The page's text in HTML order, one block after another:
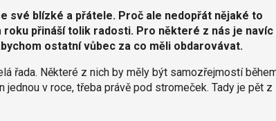
své blízké a přátele. Proč ale nedopřát nějaké to
přináší tolik radosti. Pro některé z nás je navíc
ostatní vůbec za co měli obdarovávat.
řada. Některé z nich by měly být samozřejmostí
jednou v roce, třeba právě pod stromeček. Tady je pět z